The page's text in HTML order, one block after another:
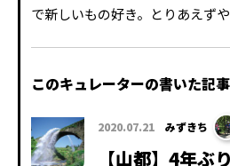
で新しいもの好き。とりあえず
このキュレーターの書いた記事
2020.07.21 みずきち
【山都】4年ぶ